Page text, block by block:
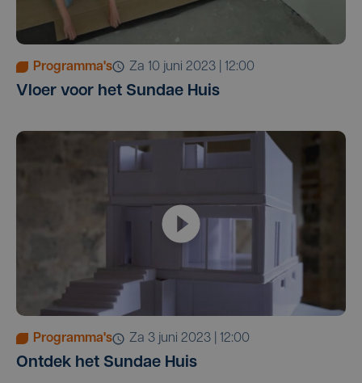
Programma's za 10 juni 2023 | 12:00
Vloer voor het Sundae Huis
Programma's za 3 juni 2023 | 12:00
Ontdek het Sundae Huis